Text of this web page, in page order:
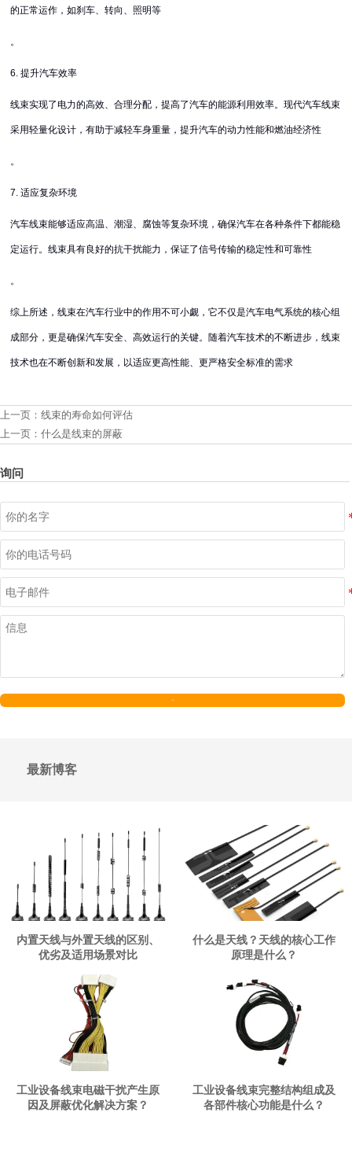
的正常运作，如刹车、转向、照明等
。
6. 提升汽车效率
线束实现了电力的高效、合理分配，提高了汽车的能源利用效率。现代汽车线束
采用轻量化设计，有助于减轻车身重量，提升汽车的动力性能和燃油经济性
。
7. 适应复杂环境
汽车线束能够适应高温、潮湿、腐蚀等复杂环境，确保汽车在各种条件下都能稳
定运行。线束具有良好的抗干扰能力，保证了信号传输的稳定性和可靠性
。
综上所述，线束在汽车行业中的作用不可小觑，它不仅是汽车电气系统的核心组
成部分，更是确保汽车安全、高效运行的关键。随着汽车技术的不断进步，线束
技术也在不断创新和发展，以适应更高性能、更严格安全标准的需求
上一页： 线束的寿命如何评估
上一页： 什么是线束的屏蔽
询问
最新博客
内置天线与外置天线的区别、
优劣及适用场景对比
什么是天线？天线的核心工作
原理是什么？
工业设备线束电磁干扰产生原
因及屏蔽优化解决方案？
工业设备线束完整结构组成及
各部件核心功能是什么？